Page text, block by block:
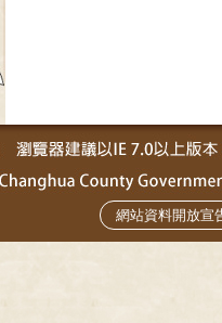
網站資料開放宣